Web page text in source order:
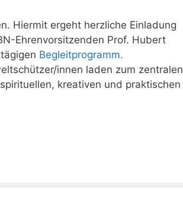
Hiermit ergeht herzliche Einladung
Ehrenvorsitzenden Prof. Hubert
Begleitprogramm.
innen laden zum zentralen
kreativen und praktischen